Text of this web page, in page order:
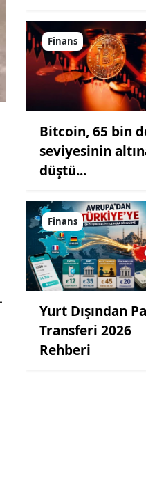
Finans
Bitcoin, 65 bin
seviyesinin
düştü...
Finans
Yurt Dışından
Transferi 2026
Rehberi